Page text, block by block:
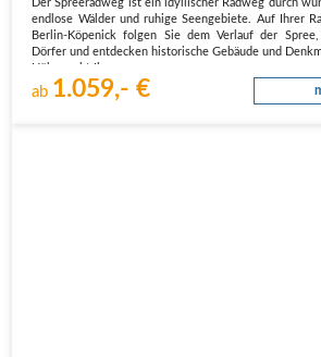
Der Spreeradweg ist ein idyllischer Radweg durch
endlose Wälder und ruhige Seengebiete. Auf Ihrer
Berlin-Köpenick folgen Sie dem Verlauf der Spree,
Dörfer und entdecken historische Gebäude und
ab 1.059,- €